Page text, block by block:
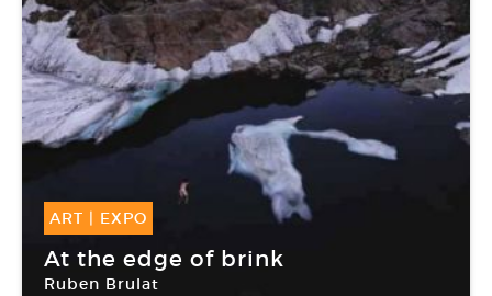
ART EXPO
19 Mai -03 Juil 2010
At the edge of brink
Ruben Brulat